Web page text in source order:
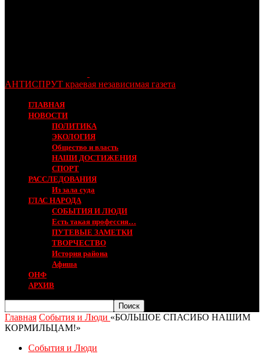
АНТИСПРУТ краевая независимая газета
ГЛАВНАЯ
НОВОСТИ
ПОЛИТИКА
ЭКОЛОГИЯ
Общество и власть
НАШИ ДОСТИЖЕНИЯ
СПОРТ
РАССЛЕДОВАНИЯ
Из зала суда
ГЛАС НАРОДА
СОБЫТИЯ И ЛЮДИ
Есть такая профессия…
ПУТЕВЫЕ ЗАМЕТКИ
ТВОРЧЕСТВО
История района
Афиша
ОНФ
АРХИВ
Главная События и Люди «БОЛЬШОЕ СПАСИБО НАШИМ
КОРМИЛЬЦАМ!»
События и Люди